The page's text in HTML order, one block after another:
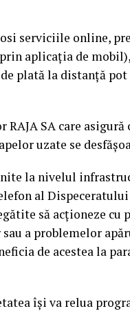
serviciile online,
aplicația de
plată la distanță
SA care
uzate se
la nivelul
al Dispeceratului
să acţioneze
a problemelor
de acestea la
își va relua